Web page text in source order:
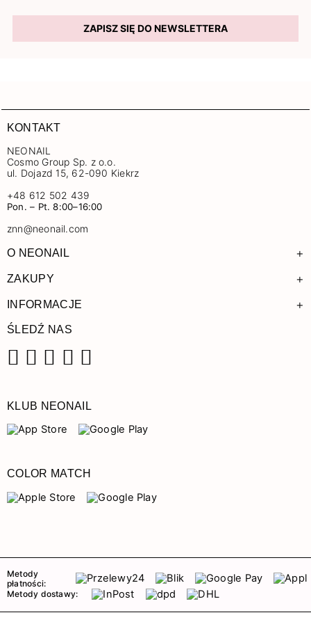
ZAPISZ SIĘ DO NEWSLETTERA
KONTAKT
NEONAIL
Cosmo Group Sp. z o.o.
ul. Dojazd 15, 62-090 Kiekrz
+48 612 502 439
Pon. – Pt. 8:00–16:00
znn@neonail.com
O NEONAIL +
ZAKUPY +
INFORMACJE +
ŚLEDŹ NAS
KLUB NEONAIL
COLOR MATCH
Metody
płatności:
Metody dostawy: